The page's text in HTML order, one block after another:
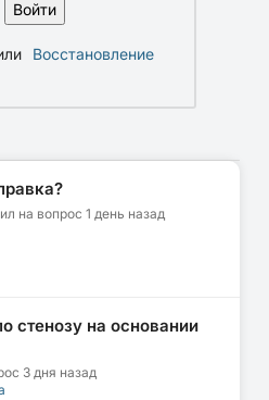
Восстановление
на вопрос 1 день назад
стенозу на основании
3 дня назад